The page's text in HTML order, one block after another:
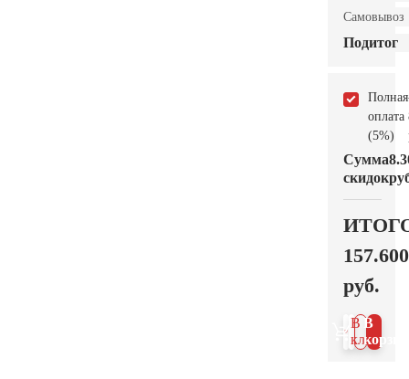
Самовывоз
Подитог
Полная
оплата
(5%)
Сумма
скидок
157.600
руб.
В
В 1
клик